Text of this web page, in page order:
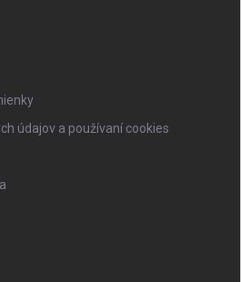
údajov a používaní cookies